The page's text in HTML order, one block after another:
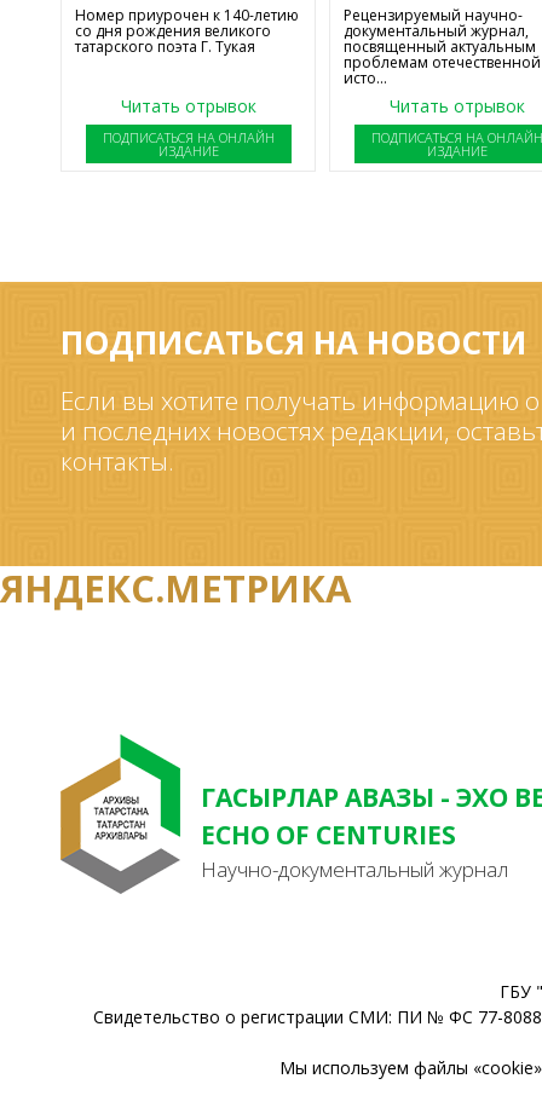
Номер приурочен к 140-летию
со дня рождения великого
татарского поэта Г. Тукая
Читать отрывок
ПОДПИСАТЬСЯ НА ОНЛАЙН
ИЗДАНИЕ
Рецензируемый научно-
документальный журнал,
посвященный актуальным
проблемам отечественной
исто...
Читать отрывок
ПОДПИСАТЬСЯ НА
ИЗДАНИЕ
ПОДПИСАТЬСЯ НА НОВОСТИ
Если вы хотите получать информацию
и последних новостях редакции,
контакты.
ЯНДЕКС.МЕТРИКА
ГАСЫРЛАР АВАЗЫ - ЭХО
ECHO OF CENTURIES
Научно-документальный журнал
ГБУ
Свидетельство о регистрации СМИ: ПИ № ФС 77-
Мы используем файлы «cookie»